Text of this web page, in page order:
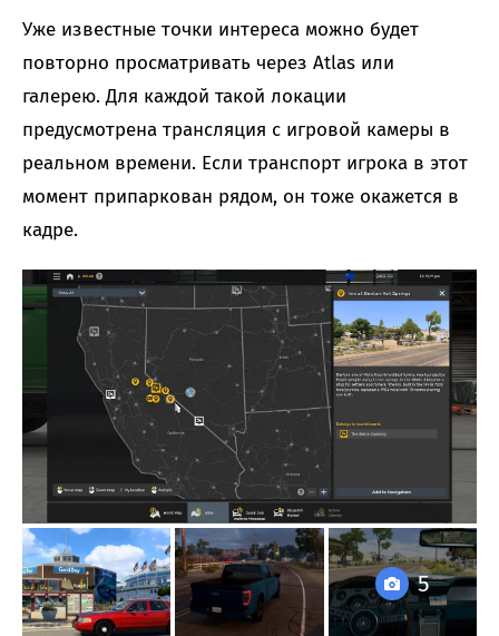
Уже известные точки интереса можно будет
повторно просматривать через Atlas или
галерею. Для каждой такой локации
предусмотрена трансляция с игровой камеры в
реальном времени. Если транспорт игрока в этот
момент припаркован рядом, он тоже окажется в
кадре.
5